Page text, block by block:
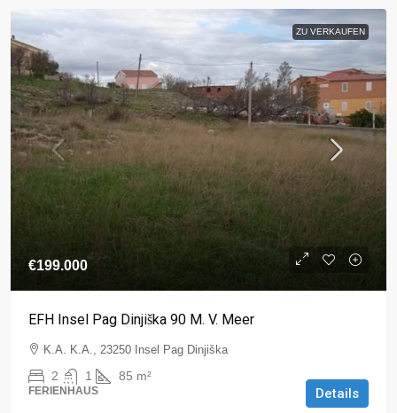
ZU VERKAUFEN
€199.000
EFH Insel Pag Dinjiška 90 M. V. Meer
K.A. K.A., 23250 Insel Pag Dinjiška
2 1 85 m²
FERIENHAUS Details